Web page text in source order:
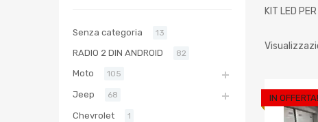
KIT LED
IN OFFERTA!
Senza categoria 13
RADIO 2 DIN ANDROID 82
Moto 105
Jeep 68
Chevrolet 1